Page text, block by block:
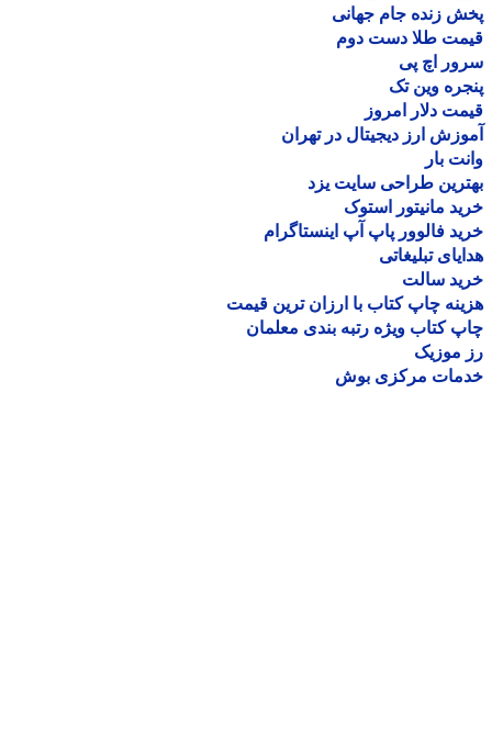
زنده جام جهانی
طلا دست دوم
اچ پی
وین تک
دلار امروز
ارز دیجیتال در تهران
بار
طراحی سایت یزد
مانیتور استوک
فالوور پاپ آپ اینستاگرام
تبلیغاتی
سالت
چاپ کتاب با ارزان ترین قیمت
کتاب ویژه رتبه بندی معلمان
موزیک
مرکزی بوش